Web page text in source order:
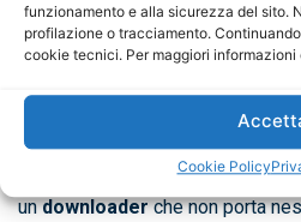
funzionamento e alla sicurezza del sito.
profilazione o tracciamento.
cookie tecnici. Per maggiori
Cookie Policy
Attenzione ai downloader!
Alcuni siti Internet che offrono il
purtroppo, hanno da tempo
ulteriormente la propria attività
d’installazione originali dei vari
shareware e software liberi ma
undownloaderche non porta